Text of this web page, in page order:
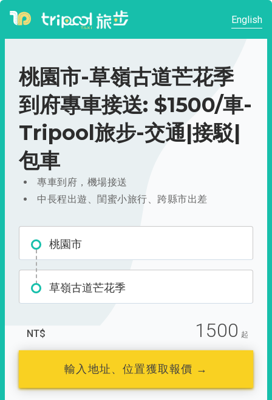
English
桃園市-草嶺古道芒花季
到府專車接送: $1500/車-
Tripool旅步-交通|接駁|
包車
專車到府，機場接送
中長程出遊、閨蜜小旅行、跨縣市出差
桃園市
草嶺古道芒花季
NT$ 1500 起
輸入地址、位置獲取報價 →